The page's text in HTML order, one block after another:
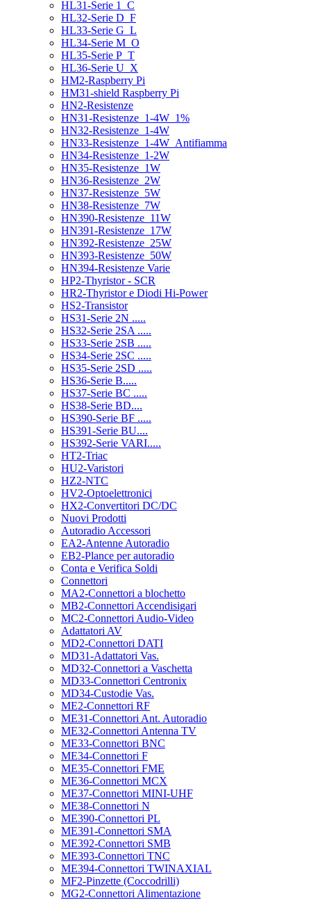
HL31-Serie 1_C
HL32-Serie D_F
HL33-Serie G_L
HL34-Serie M_O
HL35-Serie P_T
HL36-Serie U_X
HM2-Raspberry Pi
HM31-shield Raspberry Pi
HN2-Resistenze
HN31-Resistenze_1-4W_1%
HN32-Resistenze_1-4W
HN33-Resistenze_1-4W_Antifiamma
HN34-Resistenze_1-2W
HN35-Resistenze_1W
HN36-Resistenze_2W
HN37-Resistenze_5W
HN38-Resistenze_7W
HN390-Resistenze_11W
HN391-Resistenze_17W
HN392-Resistenze_25W
HN393-Resistenze_50W
HN394-Resistenze Varie
HP2-Thyristor - SCR
HR2-Thyristor e Diodi Hi-Power
HS2-Transistor
HS31-Serie 2N .....
HS32-Serie 2SA .....
HS33-Serie 2SB .....
HS34-Serie 2SC .....
HS35-Serie 2SD .....
HS36-Serie B.....
HS37-Serie BC .....
HS38-Serie BD....
HS390-Serie BF .....
HS391-Serie BU....
HS392-Serie VARI.....
HT2-Triac
HU2-Varistori
HZ2-NTC
HV2-Optoelettronici
HX2-Convertitori DC/DC
Nuovi Prodotti
Autoradio Accessori
EA2-Antenne Autoradio
EB2-Plance per autoradio
Conta e Verifica Soldi
Connettori
MA2-Connettori a blochetto
MB2-Connettori Accendisigari
MC2-Connettori Audio-Video
Adattatori AV
MD2-Connettori DATI
MD31-Adattatori Vas.
MD32-Connettori a Vaschetta
MD33-Connettori Centronix
MD34-Custodie Vas.
ME2-Connettori RF
ME31-Connettori Ant. Autoradio
ME32-Connettori Antenna TV
ME33-Connettori BNC
ME34-Connettori F
ME35-Connettori FME
ME36-Connettori MCX
ME37-Connettori MINI-UHF
ME38-Connettori N
ME390-Connettori PL
ME391-Connettori SMA
ME392-Connettori SMB
ME393-Connettori TNC
ME394-Connettori TWINAXIAL
MF2-Pinzette (Coccodrilli)
MG2-Connettori Alimentazione